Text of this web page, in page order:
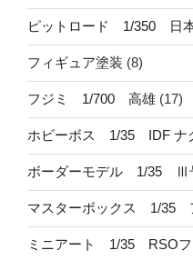
ピットロード 1/350 日
フィギュア塗装 (8)
フジミ 1/700 高雄 (17)
ホビーボス 1/35 IDF ナ
ボーダーモデル 1/35 Ⅲ
マスターボックス 1/35
ミニアート 1/35 RSOフ